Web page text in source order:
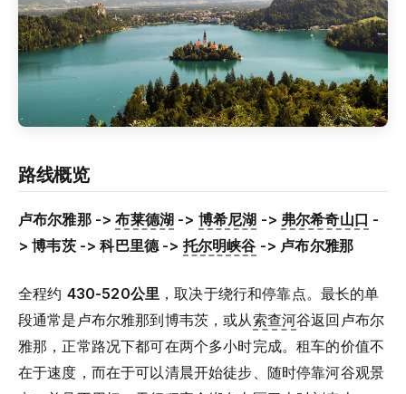
路线概览
卢布尔雅那 ->布莱德湖 -> 博希尼湖 -> 弗尔希奇山口 -
> 博韦茨 -> 科巴里德 -> 托尔明峡谷 -> 卢布尔雅那
全程约 430-520公里 ，取决于绕行和停靠点。最长的单
段通常是卢布尔雅那到博韦茨，或从索查河谷返回卢布尔
雅那，正常路况下都可在两个多小时完成。租车的价值不
在于速度，而在于可以清晨开始徒步、随时停靠河谷观景